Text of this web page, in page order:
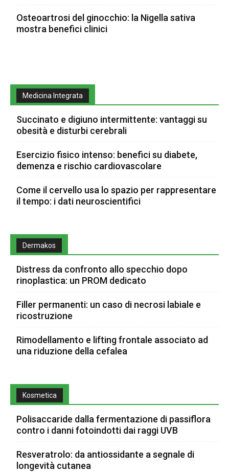
Osteoartrosi del ginocchio: la Nigella sativa
mostra benefici clinici
Medicina Integrata
Succinato e digiuno intermittente: vantaggi su
obesità e disturbi cerebrali
Esercizio fisico intenso: benefici su diabete,
demenza e rischio cardiovascolare
Come il cervello usa lo spazio per rappresentare
il tempo: i dati neuroscientifici
Dermakos
Distress da confronto allo specchio dopo
rinoplastica: un PROM dedicato
Filler permanenti: un caso di necrosi labiale e
ricostruzione
Rimodellamento e lifting frontale associato ad
una riduzione della cefalea
Kosmetica
Polisaccaride dalla fermentazione di passiflora
contro i danni fotoindotti dai raggi UVB
Resveratrolo: da antiossidante a segnale di
longevità cutanea